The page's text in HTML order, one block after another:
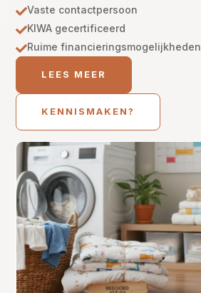
Vaste contactpersoon
KIWA gecertificeerd
Ruime financieringsmogelijkheden
LEES MEER
KENNISMAKEN?